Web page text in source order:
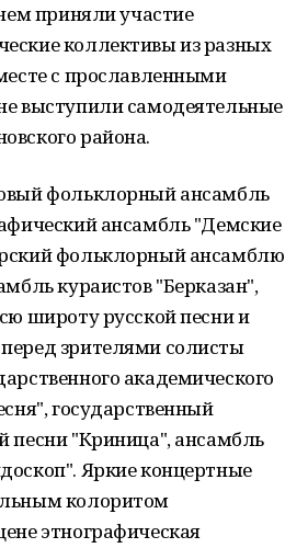
приняли участие
коллективы из разных
с прославленными
выступили самодеятельные
района.
фольклорный ансамбль
ансамбль "Демские
фольклорный ансамблю
кураистов "Берказан",
широту русской песни и
зрителями солисты
академического
государственный
песни "Криница", ансамбль
Яркие концертные
колоритом
этнографическая